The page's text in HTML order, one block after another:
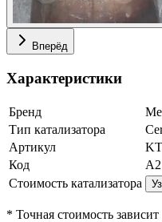
Вперёд
Характеристики
Бренд
Тип катализатора
Артикул
Код
Стоимость катализатора
* Точная стоимость зависит